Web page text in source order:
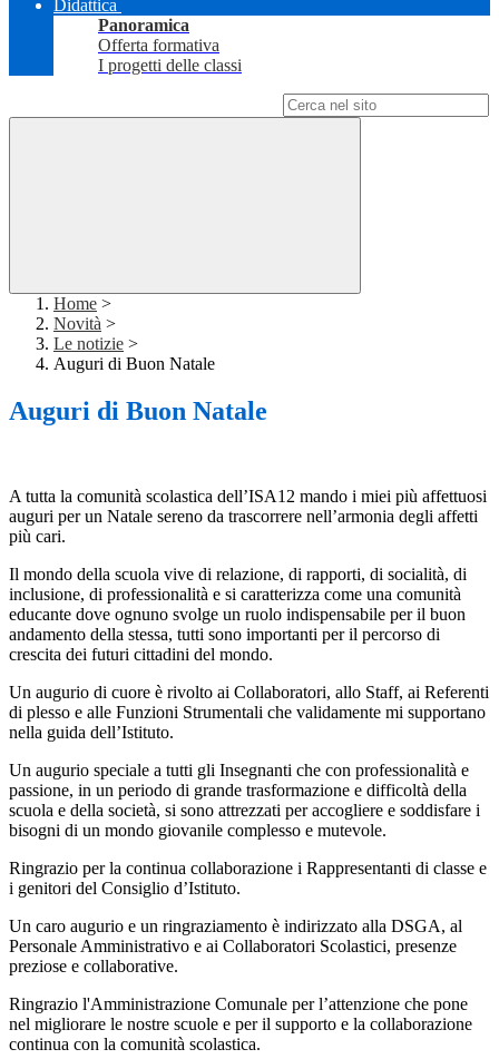
Didattica
Panoramica
Offerta formativa
I progetti delle classi
Home >
Novità >
Le notizie >
Auguri di Buon Natale
Auguri di Buon Natale
A tutta la comunità scolastica dell’ISA12 mando i miei più affettuosi
auguri per un Natale sereno da trascorrere nell’armonia degli affetti
più cari.
Il mondo della scuola vive di relazione, di rapporti, di socialità, di
inclusione, di professionalità e si caratterizza come una comunità
educante dove ognuno svolge un ruolo indispensabile per il buon
andamento della stessa, tutti sono importanti per il percorso di
crescita dei futuri cittadini del mondo.
Un augurio di cuore è rivolto ai Collaboratori, allo Staff, ai Referenti
di plesso e alle Funzioni Strumentali che validamente mi supportano
nella guida dell’Istituto.
Un augurio speciale a tutti gli Insegnanti che con professionalità e
passione, in un periodo di grande trasformazione e difficoltà della
scuola e della società, si sono attrezzati per accogliere e soddisfare i
bisogni di un mondo giovanile complesso e mutevole.
Ringrazio per la continua collaborazione i Rappresentanti di classe e
i genitori del Consiglio d’Istituto.
Un caro augurio e un ringraziamento è indirizzato alla DSGA, al
Personale Amministrativo e ai Collaboratori Scolastici, presenze
preziose e collaborative.
Ringrazio l'Amministrazione Comunale per l’attenzione che pone
nel migliorare le nostre scuole e per il supporto e la collaborazione
continua con la comunità scolastica.